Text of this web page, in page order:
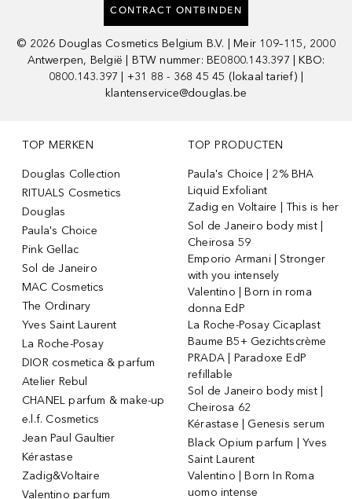
CONTRACT ONTBINDEN
© 2026 Douglas Cosmetics Belgium B.V. | Meir 109–115, 2000
Antwerpen, België | BTW nummer: BE0800.143.397 | KBO:
0800.143.397 | +31 88 - 368 45 45 (lokaal tarief) |
klantenservice@douglas.be
TOP MERKEN
Douglas Collection
RITUALS Cosmetics
Douglas
Paula's Choice
Pink Gellac
Sol de Janeiro
MAC Cosmetics
The Ordinary
Yves Saint Laurent
La Roche-Posay
DIOR cosmetica & parfum
Atelier Rebul
CHANEL parfum & make-up
e.l.f. Cosmetics
Jean Paul Gaultier
Kérastase
Zadig&Voltaire
Valentino parfum
TOP PRODUCTEN
Paula's Choice | 2% BHA
Liquid Exfoliant
Zadig en Voltaire | This is her
Sol de Janeiro body mist |
Cheirosa 59
Emporio Armani | Stronger
with you intensely
Valentino | Born in roma
donna EdP
La Roche-Posay Cicaplast
Baume B5+ Gezichtscrème
PRADA | Paradoxe EdP
refillable
Sol de Janeiro body mist |
Cheirosa 62
Kérastase | Genesis serum
Black Opium parfum | Yves
Saint Laurent
Valentino | Born In Roma
uomo intense